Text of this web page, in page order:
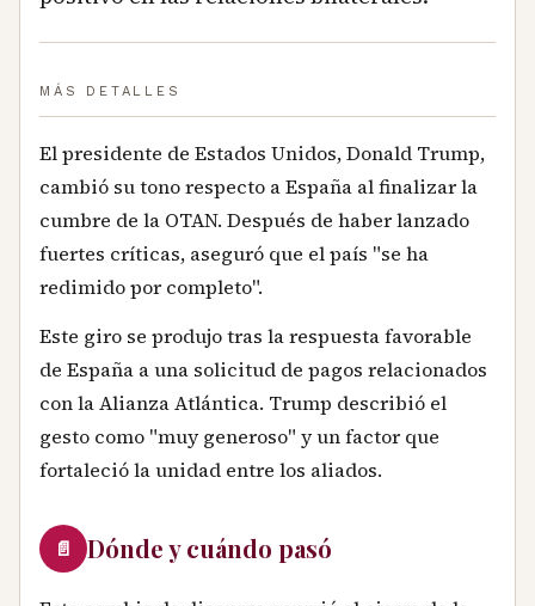
MÁS DETALLES
El presidente de Estados Unidos, Donald Trump,
cambió su tono respecto a España al finalizar la
cumbre de la OTAN. Después de haber lanzado
fuertes críticas, aseguró que el país "se ha
redimido por completo".
Este giro se produjo tras la respuesta favorable
de España a una solicitud de pagos relacionados
con la Alianza Atlántica. Trump describió el
gesto como "muy generoso" y un factor que
fortaleció la unidad entre los aliados.
📄 Dónde y cuándo pasó